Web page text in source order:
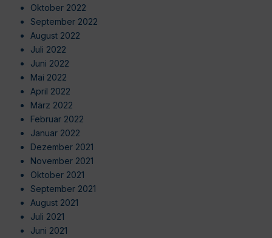
Oktober 2022
September 2022
August 2022
Juli 2022
Juni 2022
Mai 2022
April 2022
März 2022
Februar 2022
Januar 2022
Dezember 2021
November 2021
Oktober 2021
September 2021
August 2021
Juli 2021
Juni 2021